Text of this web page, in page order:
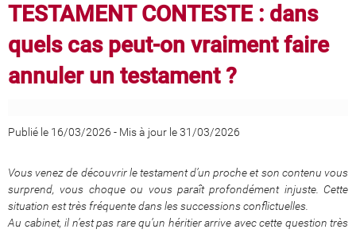
TESTAMENT CONTESTE : dans
quels cas peut-on vraiment faire
annuler un testament ?
Publié le 16/03/2026 - Mis à jour le 31/03/2026
Vous venez de découvrir le testament d’un proche et son contenu vous
surprend, vous choque ou vous paraît profondément injuste. Cette
situation est très fréquente dans les successions conflictuelles.
Au cabinet, il n’est pas rare qu’un héritier arrive avec cette question très